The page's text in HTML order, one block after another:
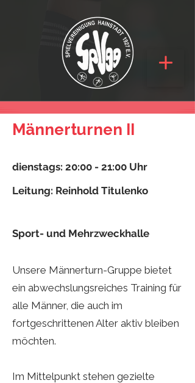
Männerturnen II
dienstags: 20:00 - 21:00 Uhr
Leitung: Reinhold Titulenko
Sport- und Mehrzweckhalle
Unsere Männerturn-Gruppe bietet
ein abwechslungsreiches Training für
alle Männer, die auch im
fortgeschrittenen Alter aktiv bleiben
möchten.
Im Mittelpunkt stehen gezielte